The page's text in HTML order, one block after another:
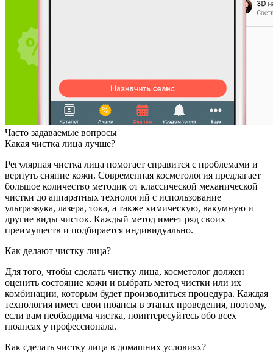
Часто задаваемые вопросы
Какая чистка лица лучше?
Регулярная чистка лица помогает справится с проблемами и
вернуть сияние кожи. Современная косметология предлагает
большое количество методик от классической механической
чистки до аппаратных технологий с использование
ультразвука, лазера, тока, а также химическую, вакумную и
другие виды чисток. Каждый метод имеет ряд своих
преимуществ и подбирается индивидуально.
Как делают чистку лица?
Для того, чтобы сделать чистку лица, косметолог должен
оценить состояние кожи и выбрать метод чистки или их
комбинации, которым будет производиться процедура. Каждая
технология имеет свои нюансы в этапах проведения, поэтому,
если вам необходима чистка, поинтересуйтесь обо всех
нюансах у профессионала.
Как сделать чистку лица в домашних условиях?